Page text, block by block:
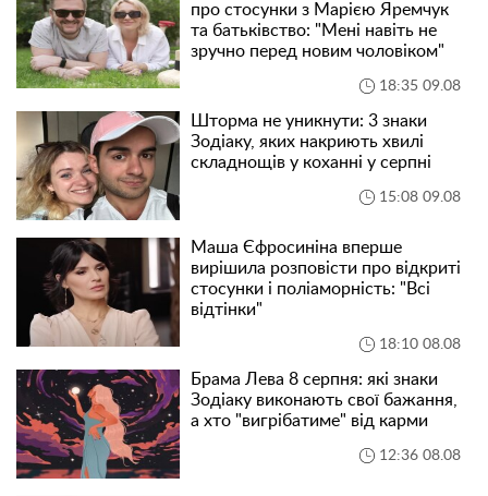
про стосунки з Марією Яремчук
та батьківство: "Мені навіть не
зручно перед новим чоловіком"
18:35 09.08
Шторма не уникнути: 3 знаки
Зодіаку, яких накриють хвилі
складнощів у коханні у серпні
15:08 09.08
Маша Єфросиніна вперше
вирішила розповісти про відкриті
стосунки і поліаморність: "Всі
відтінки"
18:10 08.08
Брама Лева 8 серпня: які знаки
Зодіаку виконають свої бажання,
а хто "вигрібатиме" від карми
12:36 08.08